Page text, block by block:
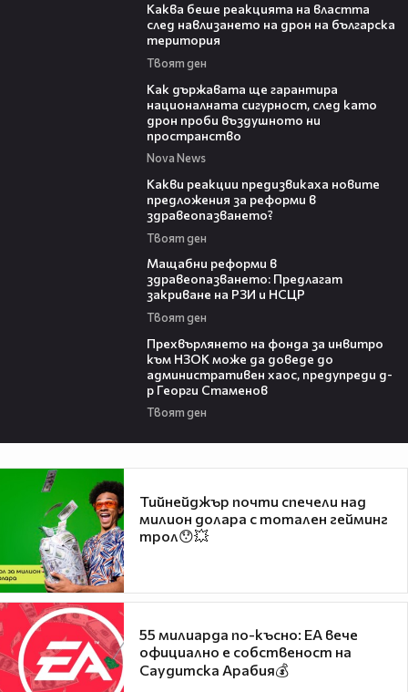
Каква беше реакцията на властта
след навлизането на дрон на българска
територия
Твоят ден
Как държавата ще гарантира
националната сигурност, след като
дрон проби въздушното ни
пространство
Nova News
Какви реакции предизвикаха новите
предложения за реформи в
здравеопазването?
Твоят ден
Мащабни реформи в
здравеопазването: Предлагат
закриване на РЗИ и НСЦР
Твоят ден
Прехвърлянето на фонда за инвитро
към НЗОК може да доведе до
административен хаос, предупреди д-
р Георги Стаменов
Твоят ден
Тийнейджър почти спечели над
милион долара с тотален гейминг
трол😯💥
55 милиарда по-късно: EA вече
официално е собственост на
Саудитска Арабия💰